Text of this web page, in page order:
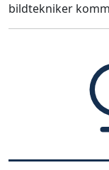
bildtekniker